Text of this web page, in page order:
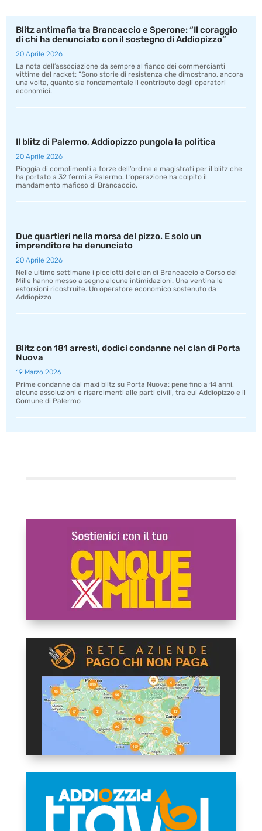
Blitz antimafia tra Brancaccio e Sperone: “Il coraggio
di chi ha denunciato con il sostegno di Addiopizzo”
20 Aprile 2026
La nota dell’associazione da sempre al fianco dei commercianti
vittime del racket: “Sono storie di resistenza che dimostrano, ancora
una volta, quanto sia fondamentale il contributo degli operatori
economici.
Il blitz di Palermo, Addiopizzo pungola la politica
20 Aprile 2026
Pioggia di complimenti a forze dell’ordine e magistrati per il blitz che
ha portato a 32 fermi a Palermo. L’operazione ha colpito il
mandamento mafioso di Brancaccio.
Due quartieri nella morsa del pizzo. E solo un
imprenditore ha denunciato
20 Aprile 2026
Nelle ultime settimane i picciotti dei clan di Brancaccio e Corso dei
Mille hanno messo a segno alcune intimidazioni. Una ventina le
estorsioni ricostruite. Un operatore economico sostenuto da
Addiopizzo
Blitz con 181 arresti, dodici condanne nel clan di Porta
Nuova
19 Marzo 2026
Prime condanne dal maxi blitz su Porta Nuova: pene fino a 14 anni,
alcune assoluzioni e risarcimenti alle parti civili, tra cui Addiopizzo e il
Comune di Palermo